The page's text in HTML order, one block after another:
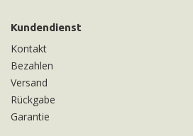
Kundendienst
Kontakt
Bezahlen
Versand
Rückgabe
Garantie